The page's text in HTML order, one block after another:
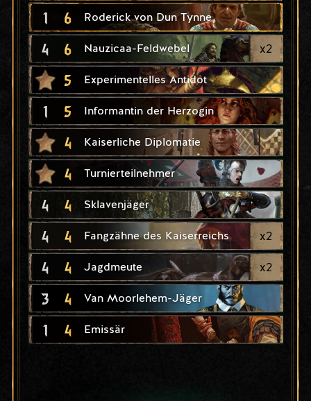
1 6 Roderick von Dun Tynne
4 6 Nauzicaa-Feldwebel x2
5 Experimentelles Antidot
1 5 Informantin der Herzogin
4 Kaiserliche Diplomatie
4 Turnierteilnehmer
4 4 Sklavenjäger
4 4 Fangzähne des Kaiserreichs x2
4 4 Jagdmeute x2
3 4 Van Moorlehem-Jäger
1 4 Emissär